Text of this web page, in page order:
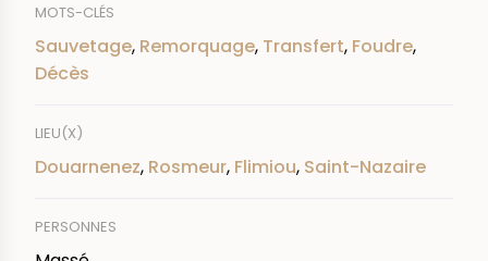
MOTS-CLÉS
Sauvetage, Remorquage, Transfert, Foudre,
Décès
LIEU(X)
Douarnenez, Rosmeur, Flimiou, Saint-Nazaire
PERSONNES